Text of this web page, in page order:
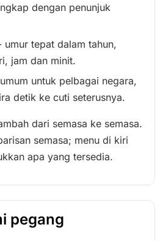
dengan penunjuk
umur tepat dalam tahun,
jam dan minit.
untuk pelbagai negara,
detik ke cuti seterusnya.
dari semasa ke semasa.
semasa; menu di kiri
apa yang tersedia.
pegang